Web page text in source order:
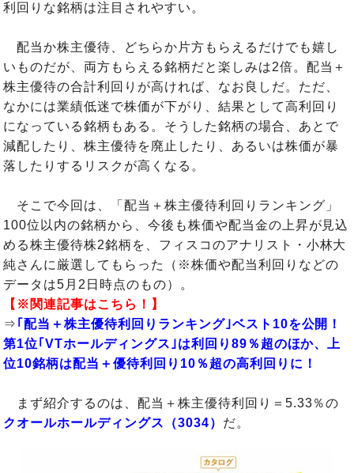
利回りな銘柄は注目されやすい。
配当か株主優待、どちらか片方もらえるだけでも嬉し
いものだが、両方もらえる銘柄だと楽しみは2倍。配当＋
株主優待の合計利回りが高ければ、なお良しだ。ただ、
なかには業績低迷で株価が下がり、結果として高利回り
になっている銘柄もある。そうした銘柄の場合、あとで
減配したり、株主優待を廃止したり、あるいは株価が暴
落したりするリスクが高くなる。
そこで今回は、「配当＋株主優待利回りランキング」
100位以内の銘柄から、今後も株価や配当金の上昇が見込
める株主優待株2銘柄を、フィスコのアナリスト・小林大
純さんに厳選してもらった（※株価や配当利回りなどの
データは5月2日時点のもの）。
【※関連記事はこちら！】
⇒ ｢配当＋株主優待利回りランキング｣ベスト10を公開！
第1位｢VTホールディングス｣は利回り89％超のほか、上
位10銘柄は配当＋優待利回り10％超の高利回りに！
まず紹介するのは、配当＋株主優待利回り＝5.33％の
クオールホールディングス（3034） だ。